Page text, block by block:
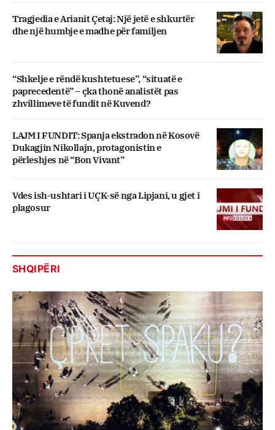
Tragjedia e Arianit Çetaj: Një jetë e shkurtër
dhe një humbje e madhe për familjen
“Shkelje e rëndë kushtetuese”, “situatë e
paprecedentë” – çka thonë analistët pas
zhvillimeve të fundit në Kuvend?
LAJM I FUNDIT: Spanja ekstradon në Kosovë
Dukagjin Nikollajn, protagonistin e
përleshjes në “Bon Vivant”
Vdes ish-ushtari i UÇK-së nga Lipjani, u gjet i
plagosur
SHQIPËRI